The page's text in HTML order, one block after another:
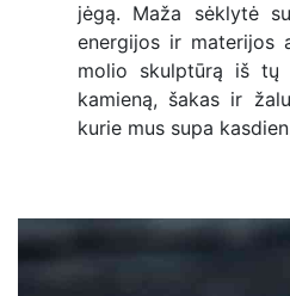
jėgą. Maža sėklytė
energijos ir materijos
molio skulptūrą iš tų
kamieną, šakas ir
kurie mus supa